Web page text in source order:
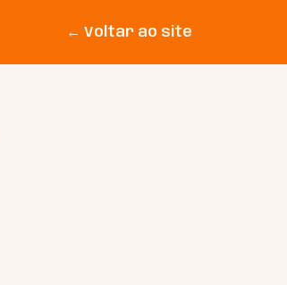
← Voltar ao site